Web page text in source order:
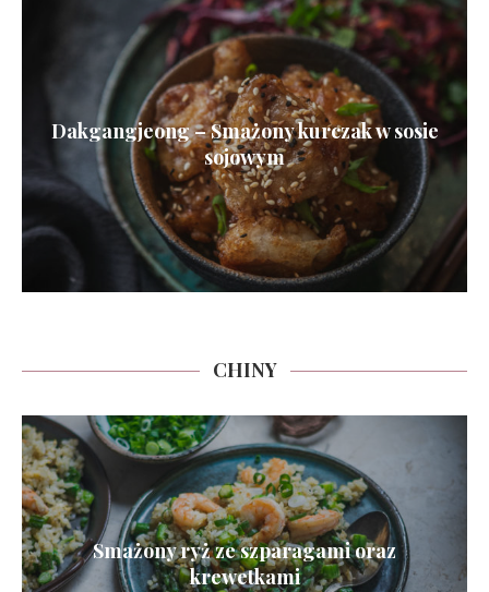
Dakgangjeong – Smażony kurczak w sosie
sojowym
CHINY
Smażony ryż ze szparagami oraz
krewetkami